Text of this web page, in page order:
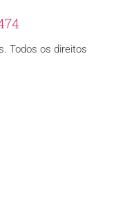
Todos os direitos